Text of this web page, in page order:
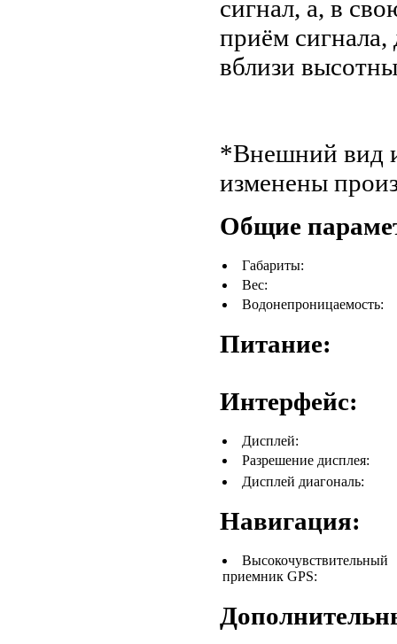
сигнал, а, в
приём
вблизи
*Внешний вид
изменены
Общие
Габариты:
Вес:
Водонепроницаемость:
Питание:
Интерфейс:
Дисплей:
Разрешение дисплея:
Дисплей диагональ:
Навигация:
Высокочувствительный
приемник GPS: